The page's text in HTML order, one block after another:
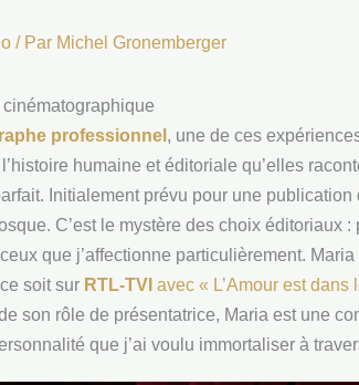
/ Par Michel Gronemberger
professionnel , une de ces
humaine et éditoriale qu’elles
Initialement prévu pour une
C’est le mystère des choix éditoriaux
que j’affectionne particulièrement.
soit sur RTL-TVI avec « L’Amour est dans
son rôle de présentatrice, Maria est une
que j’ai voulu immortaliser à